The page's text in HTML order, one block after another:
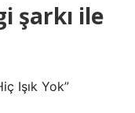
şarkı ile
Işık Yok”